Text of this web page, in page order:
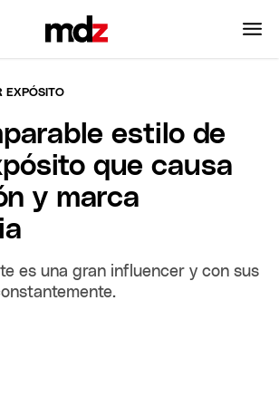
EXPÓSITO
estilo de
que causa
y marca
es una gran influencer y con sus